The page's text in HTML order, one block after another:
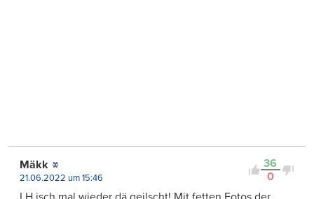
36
0
Mäkk
21.06.2022 um 15:46